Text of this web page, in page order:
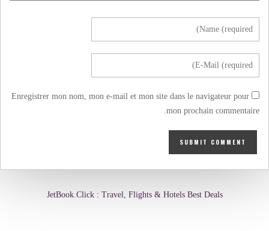
Enregistrer mon nom, mon e-mail et mon site dans le navigateur pour
mon prochain commentaire.
JetBook.Click : Travel, Flights & Hotels Best Deals